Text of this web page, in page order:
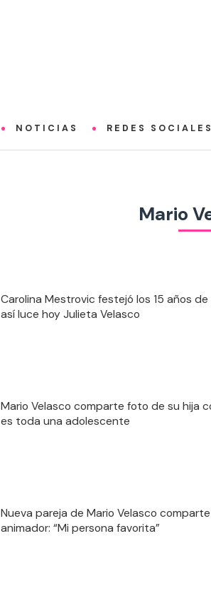
NOTICIAS REDES SOCIALES
Mario
Carolina Mestrovic festejó los 15 años
así luce hoy Julieta Velasco
Mario Velasco comparte foto de su hija
es toda una adolescente
Nueva pareja de Mario Velasco
animador: “Mi persona favorita”